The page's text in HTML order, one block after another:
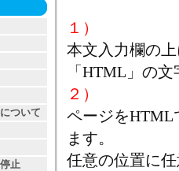
ついて
止
１）
本文入力欄の
「HTML」の
２）
ページをHTML
ます。
任意の位置に